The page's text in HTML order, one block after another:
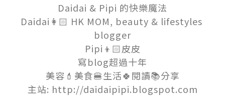
Daidai & Pipi 的快樂魔法
Daidai👩🏻 HK MOM, beauty & lifestyles
blogger
Pipi👦🏻皮皮
寫blog超過十年
美容💄美食🍔生活🍀閱讀📚分享
主站: http://daidaipipi.blogspot.com